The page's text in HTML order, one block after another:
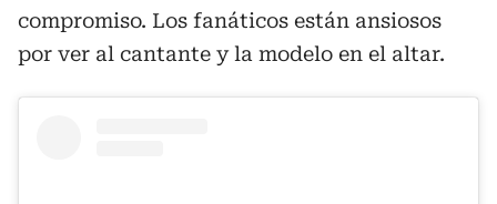
compromiso. Los fanáticos están ansiosos
por ver al cantante y la modelo en el altar.